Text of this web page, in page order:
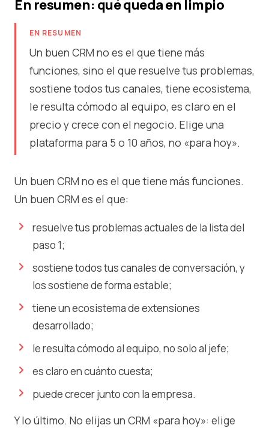
En resumen: qué queda en limpio
EN RESUMEN
Un buen CRM no es el que tiene más
funciones, sino el que resuelve tus problemas,
sostiene todos tus canales, tiene ecosistema,
le resulta cómodo al equipo, es claro en el
precio y crece con el negocio. Elige una
plataforma para 5 o 10 años, no «para hoy».
Un buen CRM no es el que tiene más funciones.
Un buen CRM es el que:
resuelve tus problemas actuales de la lista del
paso 1;
sostiene todos tus canales de conversación, y
los sostiene de forma estable;
tiene un ecosistema de extensiones
desarrollado;
le resulta cómodo al equipo, no solo al jefe;
es claro en cuánto cuesta;
puede crecer junto con la empresa.
Y lo último. No elijas un CRM «para hoy»: elige